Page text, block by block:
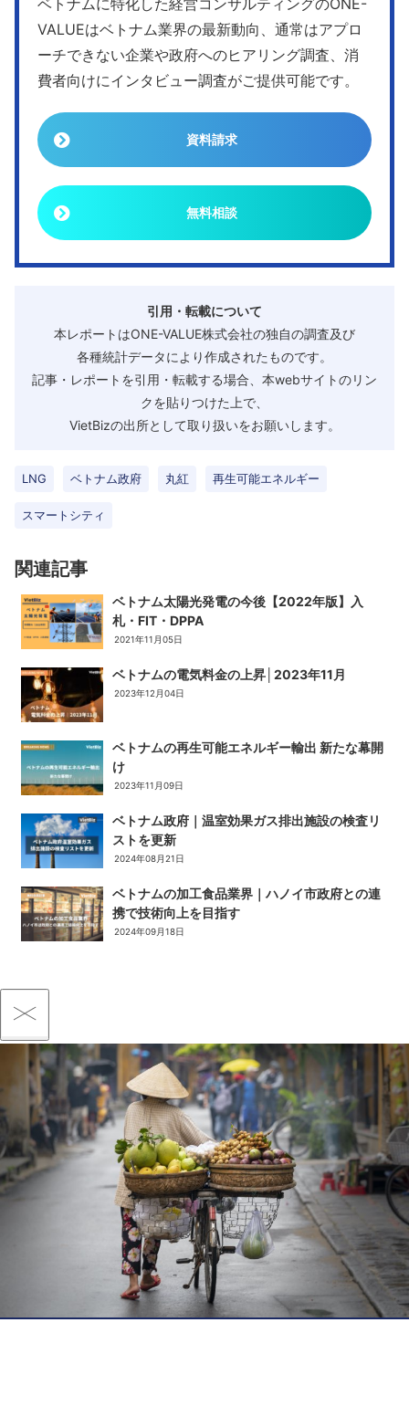
ベトナムに特化した経営コンサルティングのONE-
VALUEはベトナム業界の最新動向、通常はアプロ
ーチできない企業や政府へのヒアリング調査、消
費者向けにインタビュー調査がご提供可能です。
資料請求
無料相談
引用・転載について
本レポートはONE-VALUE株式会社の独自の調査及び
各種統計データにより作成されたものです。
記事・レポートを引用・転載する場合、本webサイトのリン
クを貼りつけた上で、
VietBizの出所として取り扱いをお願いします。
LNG ベトナム政府 丸紅 再生可能エネルギー
スマートシティ
関連記事
ベトナム太陽光発電の今後【2022年版】入
札・FIT・DPPA
2021年11月05日
ベトナムの電気料金の上昇│2023年11月
2023年12月04日
ベトナムの再生可能エネルギー輸出 新たな幕開
け
2023年11月09日
ベトナム政府｜温室効果ガス排出施設の検査リ
ストを更新
2024年08月21日
ベトナムの加工食品業界｜ハノイ市政府との連
携で技術向上を目指す
2024年09月18日